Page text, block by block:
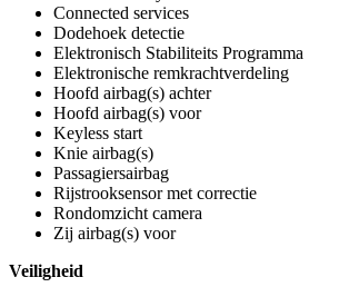
Connected services
Dodehoek detectie
Elektronisch Stabiliteits Programma
Elektronische remkrachtverdeling
Hoofd airbag(s) achter
Hoofd airbag(s) voor
Keyless start
Knie airbag(s)
Passagiersairbag
Rijstrooksensor met correctie
Rondomzicht camera
Zij airbag(s) voor
Veiligheid